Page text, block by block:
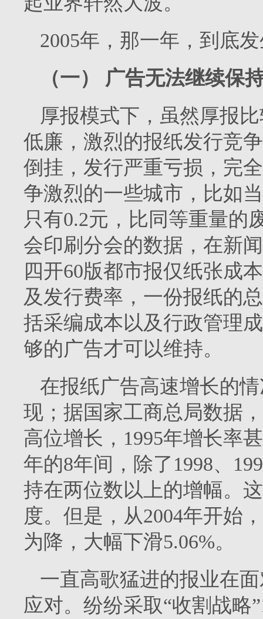
2005年，那一年，到底
（一）
广告无法继续保
厚报模式下，虽然厚报
低廉，激烈的报纸发行竞
倒挂，发行严重亏损，完
争激烈的一些城市，比如
只有0.2元，比同等重量的
会印刷分会的数据，在新
四开60版都市报仅纸张成
及发行费率，一份报纸的
括采编成本以及行政管理
够的广告才可以维持。
在报纸广告高速增长的
现；据国家工商总局数据
高位增长， 1995年增长率
年的8年间，除了 1998、
持在两位数以上的增幅。
度。但是，从2004年开始
为降，大幅下滑5.06%。
一直高歌猛进的报业在
应对。纷纷采取“收割战略”